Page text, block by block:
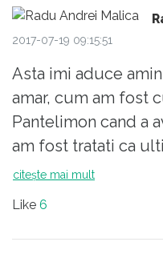
2017-07-19 09:15:51
Asta imi aduce
amar, cum am fost
Pantelimon cand a
am fost tratati ca
chinuia de durere.
hraparete" ne-au
citește mai mult
Like 6